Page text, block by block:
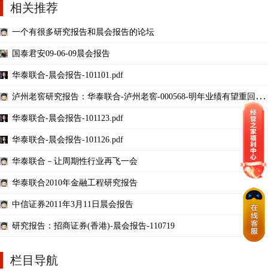
相关推荐
一个有很多研究报告和晨会报告的论坛
国泰君安09-06-09晨会报告
华泰联合-晨会报告-101101.pdf
泸州老窖研究报告：华泰联合-泸州老窖-000568-明年业绩有望重回增
华泰联合-晨会报告-101123.pdf
华泰联合-晨会报告-101126.pdf
华泰联合－让周期性行业再飞一会
华泰联合2010年金融工程研究报告
中信证券2011年3月11日晨会报告
研究报告：招商证券(香港)-晨会报告-110719
栏目导航